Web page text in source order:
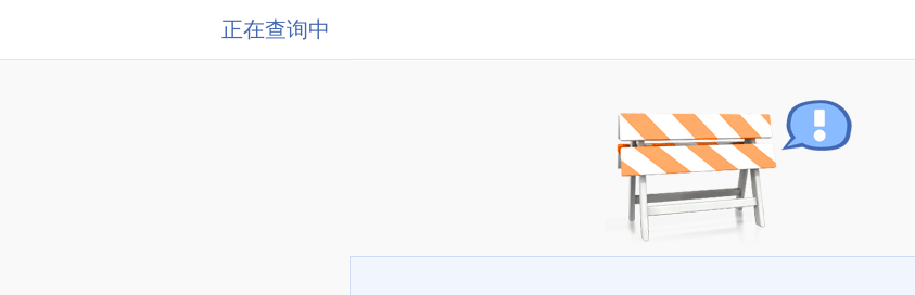
正在查询中